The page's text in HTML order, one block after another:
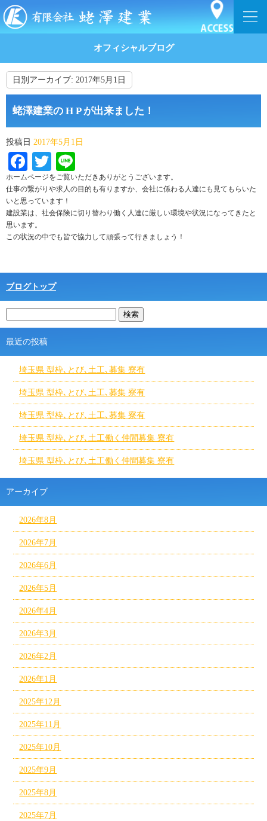
オフィシャルブログ
日別アーカイブ: 2017年5月1日
蛯澤建業の H P が出来ました！
投稿日 2017年5月1日
Facebook
Twitter
ホームページをご覧いただきありがとうございます。
仕事の繋がりや求人の目的も有りますか、会社に係わる人達にも見てもらいた
いと思っています！
建設業は、社会保険に切り替わり働く人達に厳しい環境や状況になってきたと
思います。
この状況の中でも皆で協力して頑張って行きましょう！
ブログトップ
最近の投稿
埼玉県 型枠､とび､土工､募集 寮有
埼玉県 型枠､とび､土工､募集 寮有
埼玉県 型枠､とび､土工､募集 寮有
埼玉県 型枠､とび､土工働く仲間募集 寮有
埼玉県 型枠､とび､土工働く仲間募集 寮有
アーカイブ
2026年8月
2026年7月
2026年6月
2026年5月
2026年4月
2026年3月
2026年2月
2026年1月
2025年12月
2025年11月
2025年10月
2025年9月
2025年8月
2025年7月